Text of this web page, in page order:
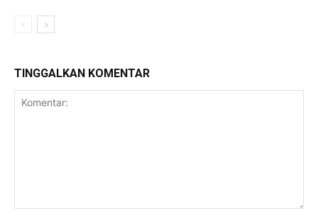
TINGGALKAN KOMENTAR